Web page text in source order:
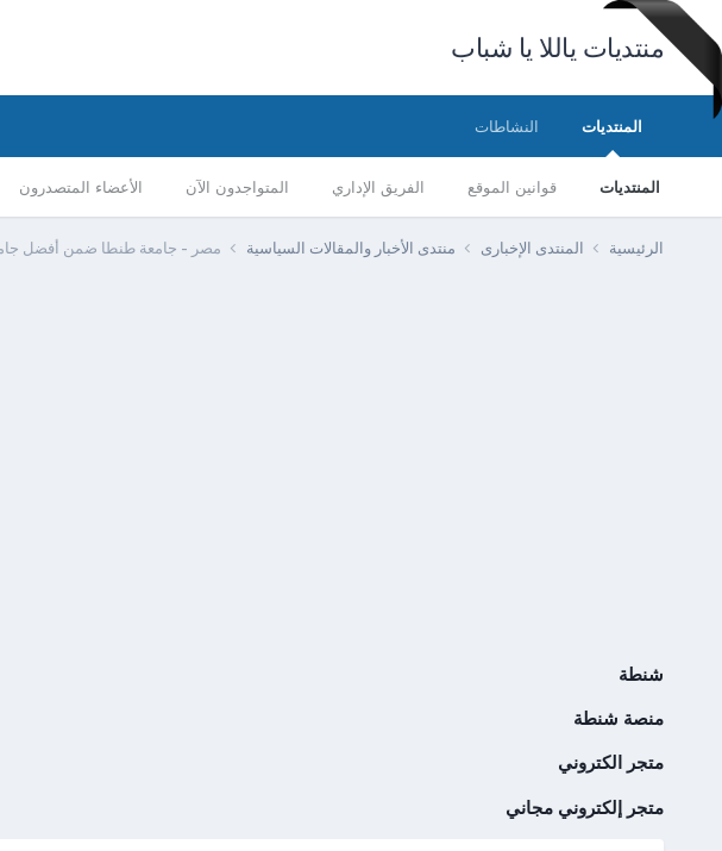
منتديات ياللا يا شباب
المنتديات
المنتديات قوانين الموقع الفريق الإداري المتواجدون الآن الأعضاء المتصدرون
النشاطات
الرئيسية المنتدى الإخبارى منتدى الأخبار والمقالات السياسية مصر - جامعة طنطا ضمن أفضل
شنطة
منصة شنطة
متجر الكتروني
متجر إلكتروني مجاني